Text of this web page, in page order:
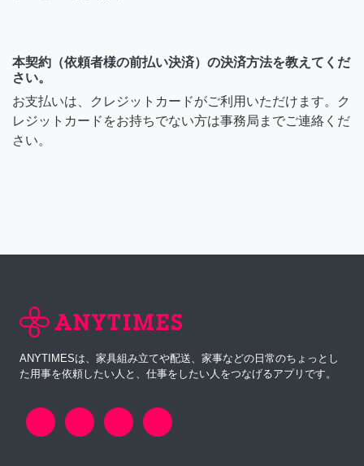
本契約（依頼者様の前払い決済）の決済方法を教えてくだ
さい。
お支払いは、クレジットカードがご利用いただけます。ク
レジットカードをお持ちでない方は事務局までご連絡くだ
さい。
ANYTIMESは、家具組み立てや配送、家事などの日常のちょっとし
た用事を依頼したい人と、仕事をしたい人をつなげるアプリです。